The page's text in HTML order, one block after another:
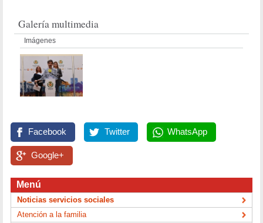
Galería multimedia
Imágenes
Facebook Twitter WhatsApp
Google+
Menú
Noticias servicios sociales
Atención a la familia